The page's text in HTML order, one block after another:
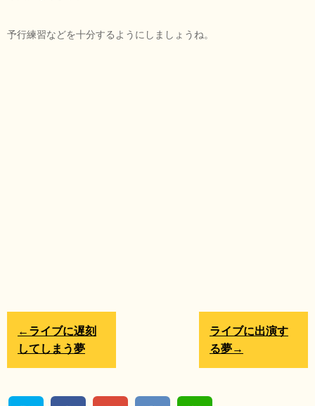
予行練習などを十分するようにしましょうね。
ライブに出演す
る夢→
←ライブに遅刻
してしまう夢